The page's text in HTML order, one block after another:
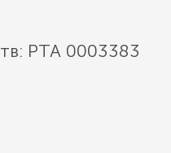
РТА 0003383